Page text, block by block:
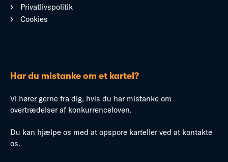
Privatlivspolitik
Cookies
Har du mistanke om et kartel?
Vi hører gerne fra dig, hvis du har mistanke om
overtrædelser af konkurrenceloven.
Du kan hjælpe os med at opspore karteller ved at kontakte
os.